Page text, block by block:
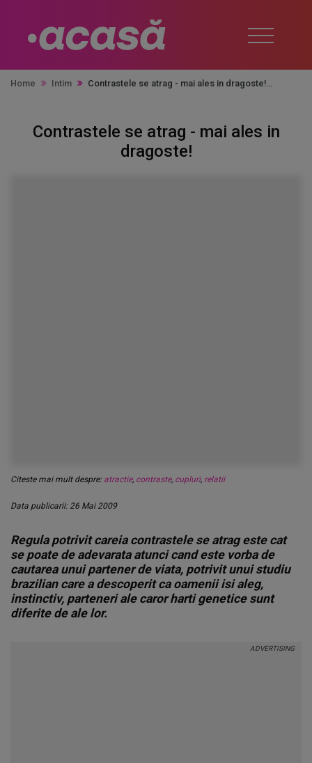
Home Intim Contrastele se atrag - mai ales in dragoste!
Contrastele se atrag - mai ales in
dragoste!
Citeste mai mult despre: atractie, contraste, cupluri, relatii
Data publicarii: 26 Mai 2009
Regula potrivit careia contrastele se atrag este cat
se poate de adevarata atunci cand este vorba de
cautarea unui partener de viata, potrivit unui studiu
brazilian care a descoperit ca oamenii isi aleg,
instinctiv, parteneri ale caror harti genetice sunt
diferite de ale lor.